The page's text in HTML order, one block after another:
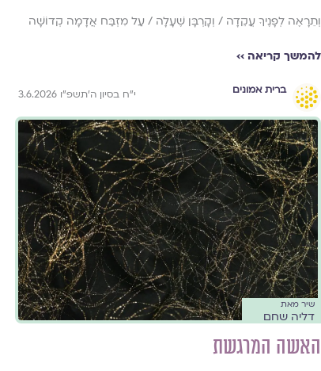
וְתֵרָאֶה לְפָנֶיךָ עֲקֵדָה / וְקָרְבָּן שֶׁעָלָה / עַל מִזְבַּח אֲדָמָה קְדוֹשָׁה
להמשך קריאה ››
ברית אמונים י״ח בסיון ה׳תשפ״ו 3.6.2026
שיר מאת
דליה שחם
האשה המרגשת